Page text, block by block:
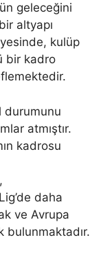
geleceğini
altyapı
kulüp
bir kadro
durumunu
atmıştır.
kadrosu
daha
ve Avrupa
bulunmaktadır.